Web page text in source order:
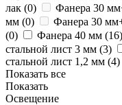
лак (0)
Фанера 30
мм (0)
Фанера 30
(0) Фанера 40 мм (16)
стальной лист 3 мм (3)
стальной лист 1,2 мм (4)
Показать все
Показать
Освещение